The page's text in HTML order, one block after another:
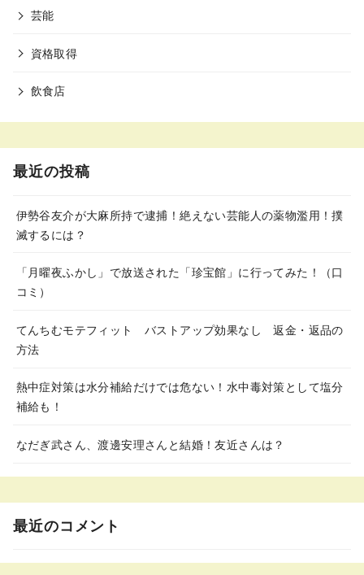
芸能
資格取得
飲食店
最近の投稿
伊勢谷友介が大麻所持で逮捕！絶えない芸能人の薬物濫用！撲
滅するには？
「月曜夜ふかし」で放送された「珍宝館」に行ってみた！（口
コミ）
てんちむモテフィット バストアップ効果なし 返金・返品の
方法
熱中症対策は水分補給だけでは危ない！水中毒対策として塩分
補給も！
なだぎ武さん、渡邊安理さんと結婚！友近さんは？
最近のコメント